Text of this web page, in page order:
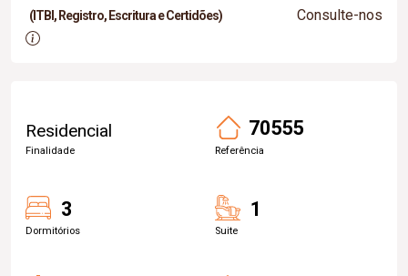
(ITBI, Registro, Escritura e Certidões) Consulte-nos
Residencial
Finalidade
70555
Referência
3
Dormitórios
1
Suite